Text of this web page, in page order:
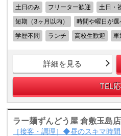
土日のみ
フリーター歓迎 土日・
短期（3ヶ月以内）
時間や曜日が選
学歴不問
ランチ 高校生歓迎 車
詳細を見る
TEL
ラー麺ずんどう屋 倉敷玉島店
［接客・調理］◆昼のスキマ時